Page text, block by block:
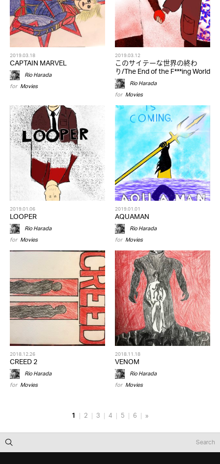
2019.03.18
CAPTAIN MARVEL
Rio Harada
for Movies
2019.03.12
このサイテーな世界の終わ
り/The End of the F***ing World
Rio Harada
for Movies
2019.01.06
LOOPER
Rio Harada
for Movies
2019.01.01
AQUAMAN
Rio Harada
for Movies
2018.12.26
CREED 2
Rio Harada
for Movies
2018.11.18
VENOM
Rio Harada
for Movies
1 2 3 4 5 6 »